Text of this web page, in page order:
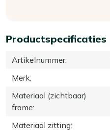
Productspecificaties
Artikelnummer:
Merk:
Materiaal (zichtbaar)
frame:
Materiaal zitting: